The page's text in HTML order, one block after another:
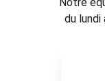
Notre
du lundi